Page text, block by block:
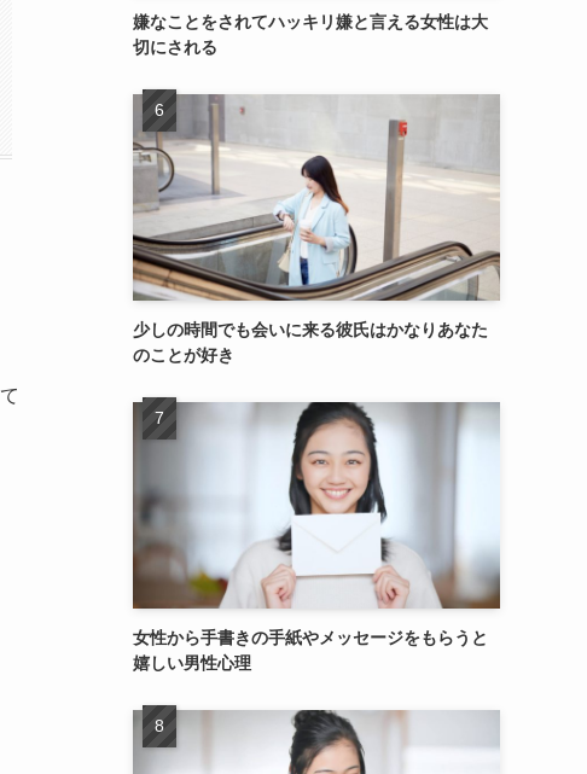
嫌なことをされてハッキリ嫌と言える女性は大
切にされる
少しの時間でも会いに来る彼氏はかなりあなた
のことが好き
女性から手書きの手紙やメッセージをもらうと
嬉しい男性心理